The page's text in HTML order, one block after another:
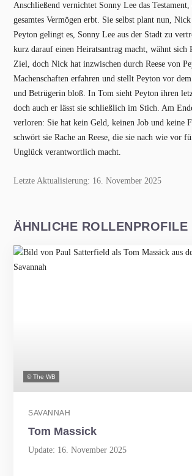
Anschließend vernichtet Sonny Lee das
gesamtes Vermögen erbt. Sie selbst plant nun,
Peyton gelingt es, Sonny Lee aus der Stadt zu
kurz darauf einen Heiratsantrag macht, wähnt sich
Ziel, doch Nick hat inzwischen durch Reese von
Machenschaften erfahren und stellt Peyton vor
und Betrügerin bloß. In Tom sieht Peyton ihren
doch auch er lässt sie schließlich im Stich. Am
verloren: Sie hat kein Geld, keinen Job und keine
schwört sie Rache an Reese, die sie nach wie vor
Unglück verantwortlich macht.
Letzte Aktualisierung: 16. November 2025
ÄHNLICHE ROLLENPROFILE
© The WB
SAVANNAH
Tom Massick
Update: 16. November 2025